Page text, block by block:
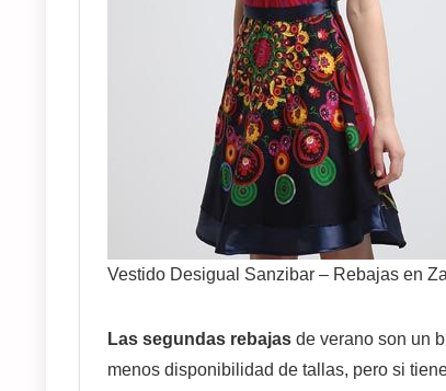
Vestido Desigual Sanzibar – Rebajas en
Las segundas rebajas de verano son un
menos disponibilidad de tallas, pero si